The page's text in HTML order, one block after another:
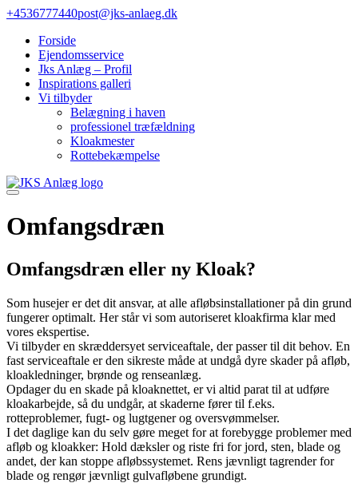
Gå
indhold
+4536777440post@jks-anlaeg.dk
Forside
Ejendomsservice
Jks Anlæg – Profil
Inspirations galleri
Vi tilbyder
Belægning i haven
professionel træfældning
Kloakmester
Rottebekæmpelse
Omfangsdræn
Omfangsdræn eller ny Kloak?
Som husejer er det dit ansvar, at alle afløbsinstallationer på din grund
fungerer optimalt. Her står vi som autoriseret kloakfirma klar med
vores ekspertise.
Vi tilbyder en skræddersyet serviceaftale, der passer til dit behov. En
fast serviceaftale er den sikreste måde at undgå dyre skader på afløb,
kloakledninger, brønde og renseanlæg.
Opdager du en skade på kloaknettet, er vi altid parat til at udføre
kloakarbejde, så du undgår, at skaderne fører til f.eks.
rotteproblemer, fugt- og lugtgener og oversvømmelser.
I det daglige kan du selv gøre meget for at forebygge problemer med
afløb og kloakker: Hold dæksler og riste fri for jord, sten, blade og
andet, der kan stoppe afløbssystemet. Rens jævnligt tagrender for
blade og rengør jævnligt gulvafløbene grundigt.